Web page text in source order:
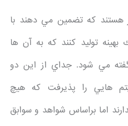
هستند كه تضمين مي دهند با
بهينه توليد كنند كه به آن ها
گفته مي شود. جداي از اين دو
هايي را پذيرفت كه هيچ
اما براساس شواهد و سوابق